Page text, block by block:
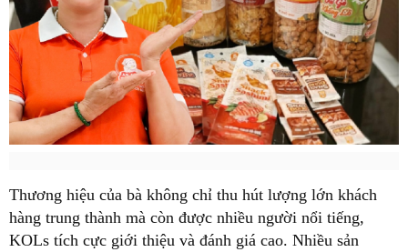
Thương hiệu của bà không chỉ thu hút lượng lớn khách
hàng trung thành mà còn được nhiều người nổi tiếng,
KOLs tích cực giới thiệu và đánh giá cao. Nhiều sản